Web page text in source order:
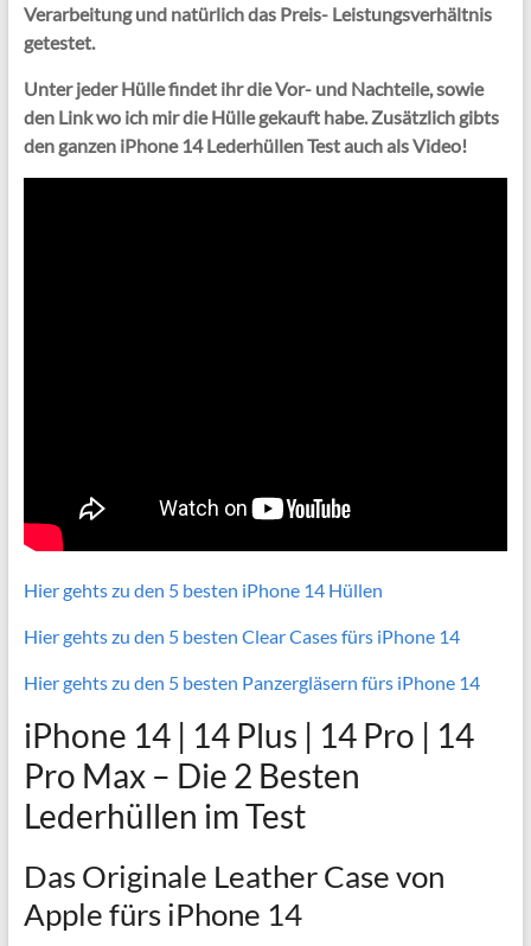
Verarbeitung und natürlich das Preis- Leistungsverhältnis
getestet.
Unter jeder Hülle findet ihr die Vor- und Nachteile, sowie
den Link wo ich mir die Hülle gekauft habe. Zusätzlich gibts
den ganzen iPhone 14 Lederhüllen Test auch als Video!
Hier gehts zu den 5 besten iPhone 14 Hüllen
Hier gehts zu den 5 besten Clear Cases fürs iPhone 14
Hier gehts zu den 5 besten Panzergläsern fürs iPhone 14
iPhone 14 | 14 Plus | 14 Pro | 14
Pro Max – Die 2 Besten
Lederhüllen im Test
Das Originale Leather Case von
Apple fürs iPhone 14